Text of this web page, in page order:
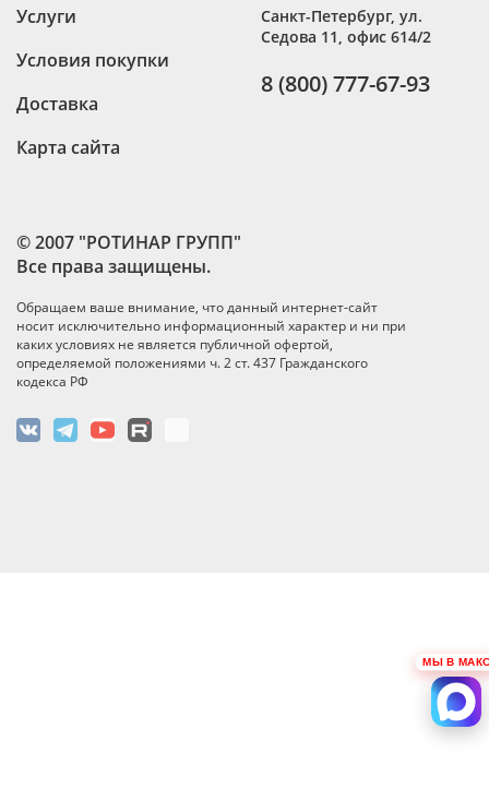
© 2007 "РОТИНАР ГРУПП"
Все права защищены.
Обращаем ваше внимание, что данный интернет-сайт
носит исключительно информационный характер и ни при
каких условиях не является публичной офертой,
определяемой положениями ч. 2 ст. 437 Гражданского
кодекса РФ
Услуги
Условия покупки
Доставка
Карта сайта
Санкт-Петербург, ул.
Седова 11, офис 614/2
8 (800) 777-67-93
МЫ В МАКС